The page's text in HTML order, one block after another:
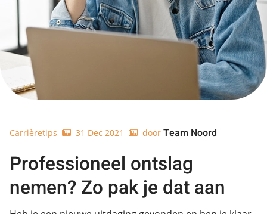
Carrièretips 31 Dec 2021 door Team Noord
Professioneel ontslag
nemen? Zo pak je dat aan